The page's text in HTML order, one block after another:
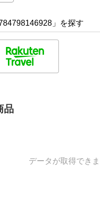
」を探す
品
データが取得でき